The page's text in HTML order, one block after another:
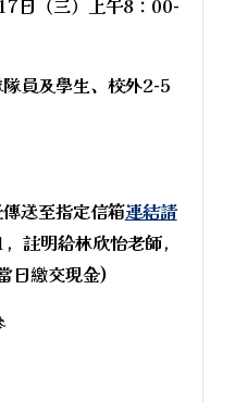
員及學生、校外2-5
送至指定信箱連結請
註明給林欣怡老師，
日繳交現金)